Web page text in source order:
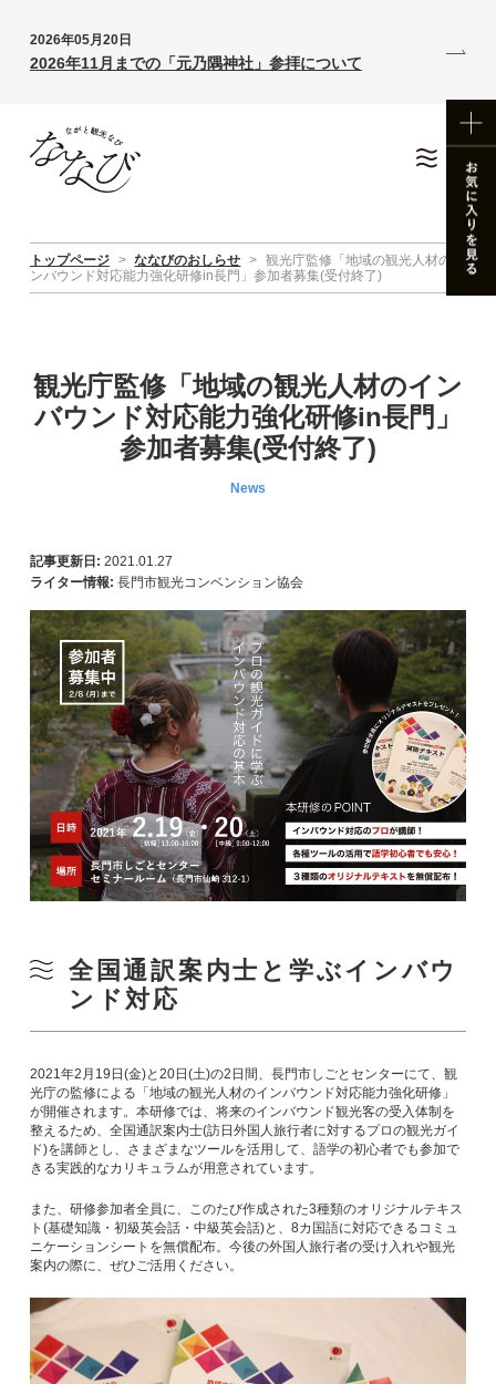
2026年05月20日
2026年11月までの「元乃隅神社」参拝について
トップページ > ななびのおしらせ > 観光庁監修「地域の観光人材のイ
ンバウンド対応能力強化研修in長門」参加者募集(受付終了)
観光庁監修「地域の観光人材のイン
バウンド対応能力強化研修in長門」
参加者募集(受付終了)
News
記事更新日: 2021.01.27
ライター情報: 長門市観光コンベンション協会
全国通訳案内士と学ぶインバウ
ンド対応
2021年2月19日(金)と20日(土)の2日間、長門市しごとセンターにて、観
光庁の監修による「地域の観光人材のインバウンド対応能力強化研修」
が開催されます。本研修では、将来のインバウンド観光客の受入体制を
整えるため、全国通訳案内士(訪日外国人旅行者に対するプロの観光ガイ
ド)を講師とし、さまざまなツールを活用して、語学の初心者でも参加で
きる実践的なカリキュラムが用意されています。
また、研修参加者全員に、このたび作成された3種類のオリジナルテキス
ト(基礎知識・初級英会話・中級英会話)と、8カ国語に対応できるコミュ
ニケーションシートを無償配布。今後の外国人旅行者の受け入れや観光
案内の際に、ぜひご活用ください。